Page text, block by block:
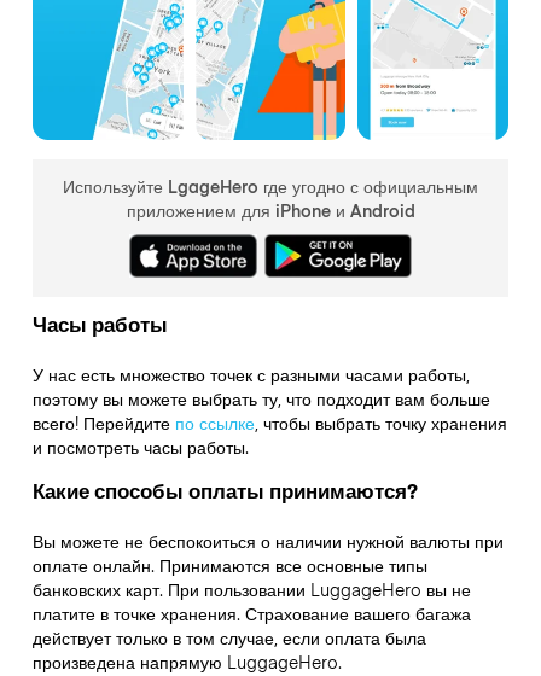
Используйте LgageHero где угодно с официальным
приложением для iPhone и Android
Часы работы
У нас есть множество точек с разными часами работы,
поэтому вы можете выбрать ту, что подходит вам больше
всего! Перейдите по ссылке, чтобы выбрать точку хранения
и посмотреть часы работы.
Какие способы оплаты принимаются?
Вы можете не беспокоиться о наличии нужной валюты при
оплате онлайн. Принимаются все основные типы
банковских карт. При пользовании LuggageHero вы не
платите в точке хранения. Страхование вашего багажа
действует только в том случае, если оплата была
произведена напрямую LuggageHero.